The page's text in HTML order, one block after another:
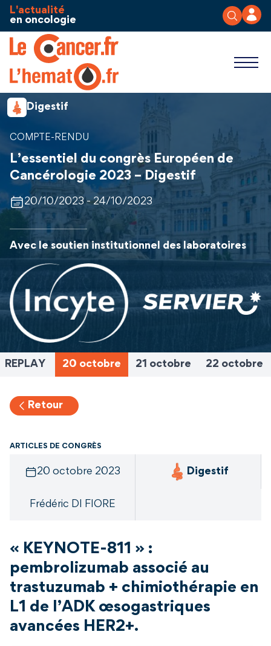
Aller au contenu
L'actualité
en oncologie
Digestif
COMPTE-RENDU
L’essentiel du congrès Européen de
Cancérologie 2023 – Digestif
20/10/2023 - 24/10/2023
Avec le soutien institutionnel des laboratoires
REPLAY 20 octobre 21 octobre 22 octobre
Retour
ARTICLES DE CONGRÈS
20 octobre 2023 Digestif
Frédéric DI FIORE
« KEYNOTE-811 » :
pembrolizumab associé au
trastuzumab + chimiothérapie en
L1 de l’ADK œsogastriques
avancées HER2+.
Panneau de gestion des cookies